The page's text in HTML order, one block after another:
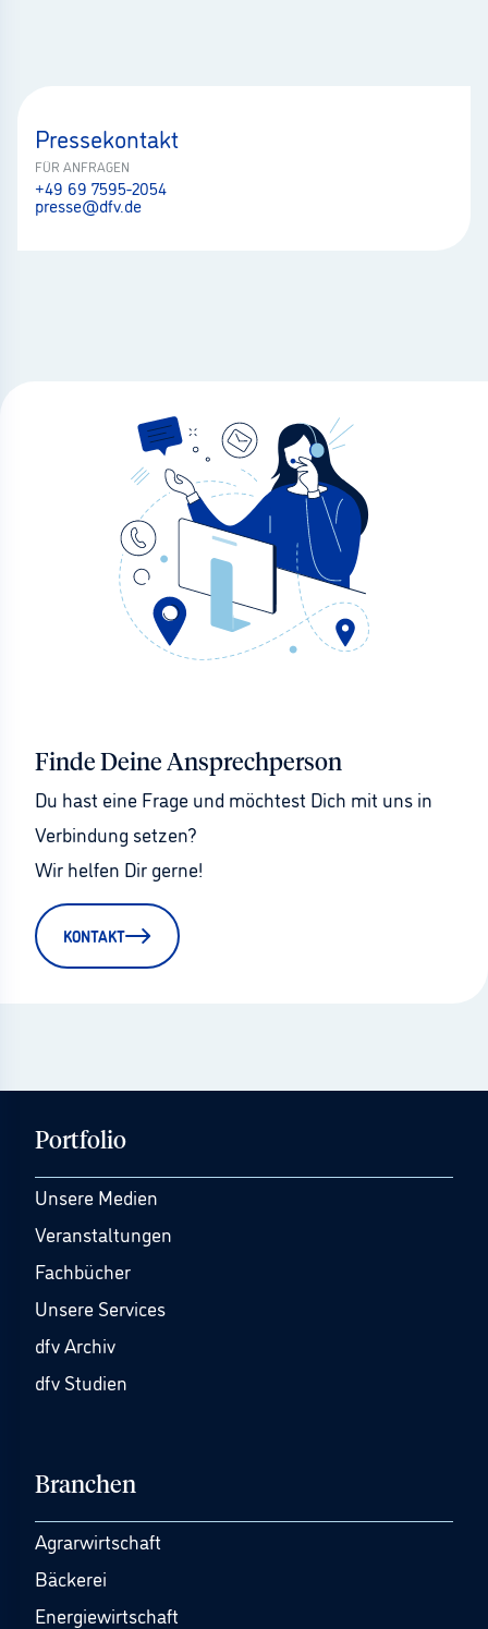
Pressekontakt
FÜR ANFRAGEN
+49 69 7595-2054
presse@dfv.de
Finde Deine Ansprechperson
Du hast eine Frage und möchtest Dich mit uns in
Verbindung setzen?
Wir helfen Dir gerne!
KONTAKT
Portfolio
Unsere Medien
Veranstaltungen
Fachbücher
Unsere Services
dfv Archiv
dfv Studien
Branchen
Agrarwirtschaft
Bäckerei
Energiewirtschaft